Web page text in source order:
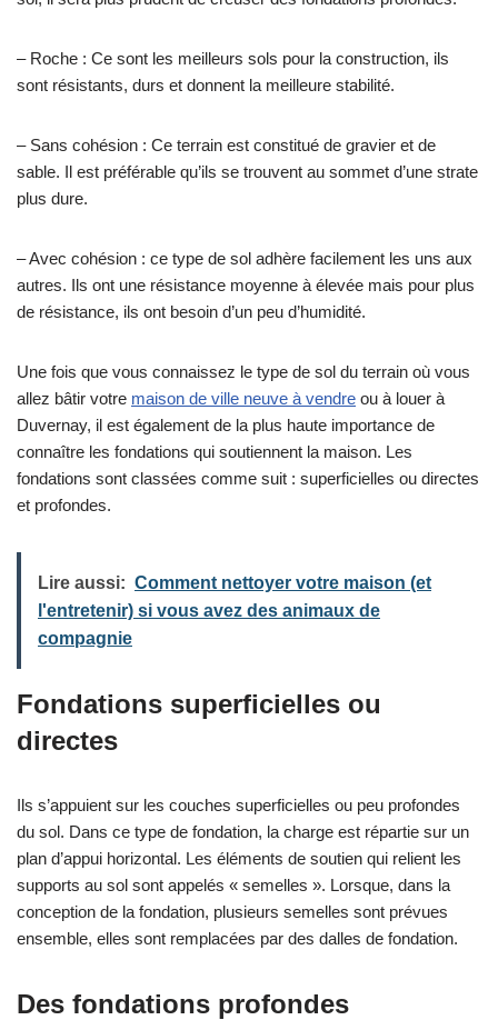
– Roche : Ce sont les meilleurs sols pour la construction, ils
sont résistants, durs et donnent la meilleure stabilité.
– Sans cohésion : Ce terrain est constitué de gravier et de
sable. Il est préférable qu’ils se trouvent au sommet d’une strate
plus dure.
– Avec cohésion : ce type de sol adhère facilement les uns aux
autres. Ils ont une résistance moyenne à élevée mais pour plus
de résistance, ils ont besoin d’un peu d’humidité.
Une fois que vous connaissez le type de sol du terrain où vous
allez bâtir votre maison de ville neuve à vendre ou à louer à
Duvernay, il est également de la plus haute importance de
connaître les fondations qui soutiennent la maison. Les
fondations sont classées comme suit : superficielles ou directes
et profondes.
Lire aussi: Comment nettoyer votre maison (et
l'entretenir) si vous avez des animaux de
compagnie
Fondations superficielles ou
directes
Ils s’appuient sur les couches superficielles ou peu profondes
du sol. Dans ce type de fondation, la charge est répartie sur un
plan d’appui horizontal. Les éléments de soutien qui relient les
supports au sol sont appelés « semelles ». Lorsque, dans la
conception de la fondation, plusieurs semelles sont prévues
ensemble, elles sont remplacées par des dalles de fondation.
Des fondations profondes